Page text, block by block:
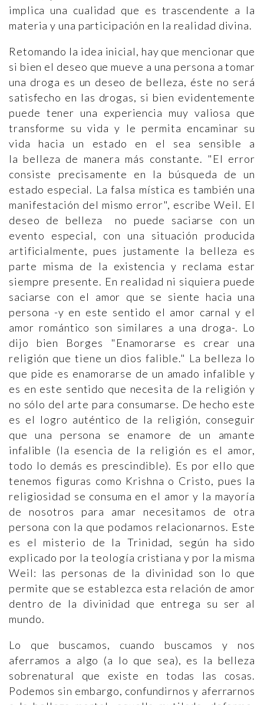
implica una cualidad que es trascendente a la
materia y una participación en la realidad divina.
Retomando la idea inicial, hay que mencionar que
si bien el deseo que mueve a una persona a tomar
una droga es un deseo de belleza, éste no será
satisfecho en las drogas, si bien evidentemente
puede tener una experiencia muy valiosa que
transforme su vida y le permita encaminar su
vida hacia un estado en el sea sensible a
la belleza de manera más constante. "El error
consiste precisamente en la búsqueda de un
estado especial. La falsa mística es también una
manifestación del mismo error", escribe Weil. El
deseo de belleza no puede saciarse con un
evento especial, con una situación producida
artificialmente, pues justamente la belleza es
parte misma de la existencia y reclama estar
siempre presente. En realidad ni siquiera puede
saciarse con el amor que se siente hacia una
persona -y en este sentido el amor carnal y el
amor romántico son similares a una droga-. Lo
dijo bien Borges "Enamorarse es crear una
religión que tiene un dios falible." La belleza lo
que pide es enamorarse de un amado infalible y
es en este sentido que necesita de la religión y
no sólo del arte para consumarse. De hecho este
es el logro auténtico de la religión, conseguir
que una persona se enamore de un amante
infalible (la esencia de la religión es el amor,
todo lo demás es prescindible). Es por ello que
tenemos figuras como Krishna o Cristo, pues la
religiosidad se consuma en el amor y la mayoría
de nosotros para amar necesitamos de otra
persona con la que podamos relacionarnos. Este
es el misterio de la Trinidad, según ha sido
explicado por la teología cristiana y por la misma
Weil: las personas de la divinidad son lo que
permite que se establezca esta relación de amor
dentro de la divinidad que entrega su ser al
mundo.
Lo que buscamos, cuando buscamos y nos
aferramos a algo (a lo que sea), es la belleza
sobrenatural que existe en todas las cosas.
Podemos sin embargo, confundirnos y aferrarnos